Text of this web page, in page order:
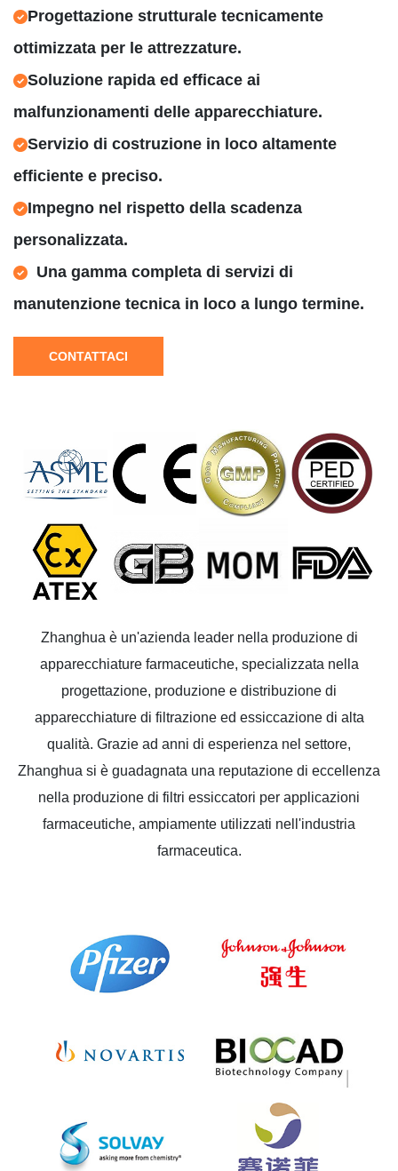
Progettazione strutturale tecnicamente
ottimizzata per le attrezzature.
Soluzione rapida ed efficace ai
malfunzionamenti delle apparecchiature.
Servizio di costruzione in loco altamente
efficiente e preciso.
Impegno nel rispetto della scadenza
personalizzata.
Una gamma completa di servizi di
manutenzione tecnica in loco a lungo termine.
CONTATTACI
Zhanghua è un'azienda leader nella produzione di
apparecchiature farmaceutiche, specializzata nella
progettazione, produzione e distribuzione di
apparecchiature di filtrazione ed essiccazione di alta
qualità. Grazie ad anni di esperienza nel settore,
Zhanghua si è guadagnata una reputazione di eccellenza
nella produzione di filtri essiccatori per applicazioni
farmaceutiche, ampiamente utilizzati nell'industria
farmaceutica.